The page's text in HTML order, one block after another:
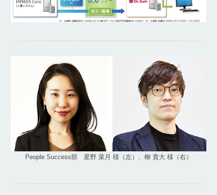
People Success部 星野 菜月 様（左）、柳 貴大 様（右）